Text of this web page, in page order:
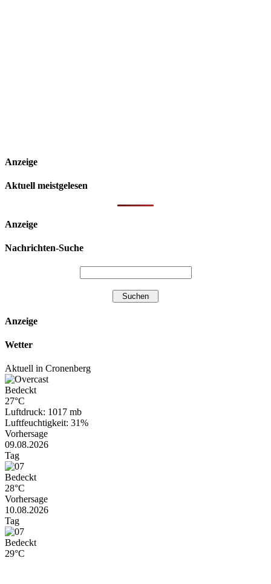
Anzeige
Aktuell meistgelesen
Anzeige
Nachrichten-Suche
Anzeige
Wetter
Aktuell in Cronenberg
Bedeckt
27°C
Luftdruck: 1017 mb
Luftfeuchtigkeit: 31%
Vorhersage
09.08.2026
Tag
Bedeckt
28°C
Vorhersage
10.08.2026
Tag
Bedeckt
29°C